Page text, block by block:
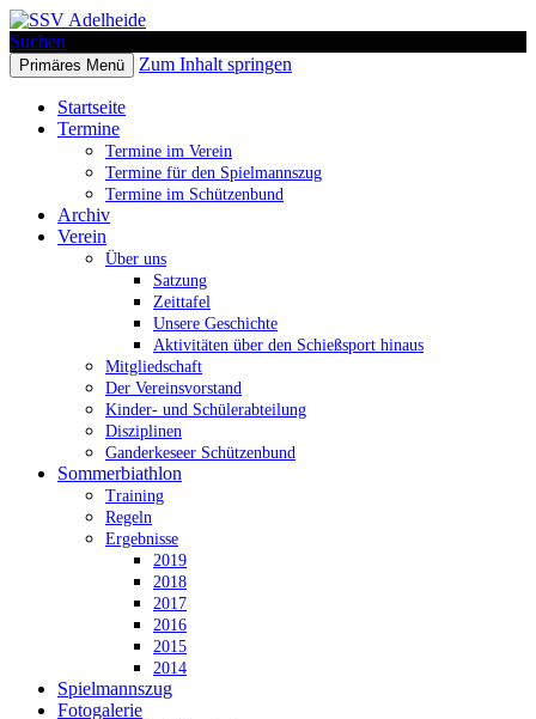
SSV Adelheide
Suchen
Primäres Menü Zum Inhalt springen
Startseite
Termine
Termine im Verein
Termine für den Spielmannszug
Termine im Schützenbund
Archiv
Verein
Über uns
Satzung
Zeittafel
Unsere Geschichte
Aktivitäten über den Schießsport hinaus
Mitgliedschaft
Der Vereinsvorstand
Kinder- und Schülerabteilung
Disziplinen
Ganderkeseer Schützenbund
Sommerbiathlon
Training
Regeln
Ergebnisse
2019
2018
2017
2016
2015
2014
Spielmannszug
Fotogalerie